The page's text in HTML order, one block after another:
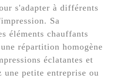
s'adapter à différents
Sa
éléments chauffants
répartition homogène
éclatantes et
une petite entreprise ou